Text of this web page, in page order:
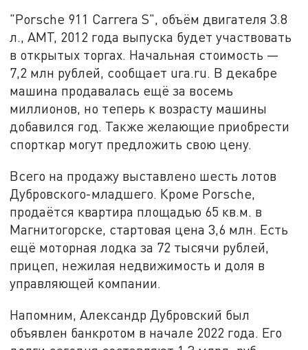
"Porsche 911 Carrera S", объём двигателя 3.8
л., AMT, 2012 года выпуска будет участвовать
в открытых торгах. Начальная стоимость —
7,2 млн рублей, сообщает ura.ru. В декабре
машина продавалась ещё за восемь
миллионов, но теперь к возрасту машины
добавился год. Также желающие приобрести
спорткар могут предложить свою цену.
Всего на продажу выставлено шесть лотов
Дубровского-младшего. Кроме Porsche,
продаётся квартира площадью 65 кв.м. в
Магнитогорске, стартовая цена 3,6 млн. Есть
ещё моторная лодка за 72 тысячи рублей,
прицеп, нежилая недвижимость и доля в
управляющей компании.
Напомним, Александр Дубровский был
объявлен банкротом в начале 2022 года. Его